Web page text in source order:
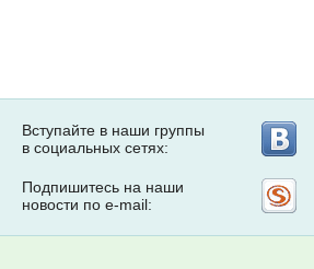
Вступайте в наши группы
в социальных сетях:
Подпишитесь на наши
новости по e-mail: